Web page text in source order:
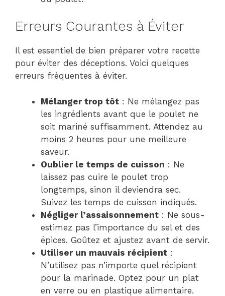
Erreurs Courantes à Éviter
Il est essentiel de bien préparer votre recette
pour éviter des déceptions. Voici quelques
erreurs fréquentes à éviter.
Mélanger trop tôt : Ne mélangez pas
les ingrédients avant que le poulet ne
soit mariné suffisamment. Attendez au
moins 2 heures pour une meilleure
saveur.
Oublier le temps de cuisson : Ne
laissez pas cuire le poulet trop
longtemps, sinon il deviendra sec.
Suivez les temps de cuisson indiqués.
Négliger l’assaisonnement : Ne sous-
estimez pas l’importance du sel et des
épices. Goûtez et ajustez avant de servir.
Utiliser un mauvais récipient :
N’utilisez pas n’importe quel récipient
pour la marinade. Optez pour un plat
en verre ou en plastique alimentaire.